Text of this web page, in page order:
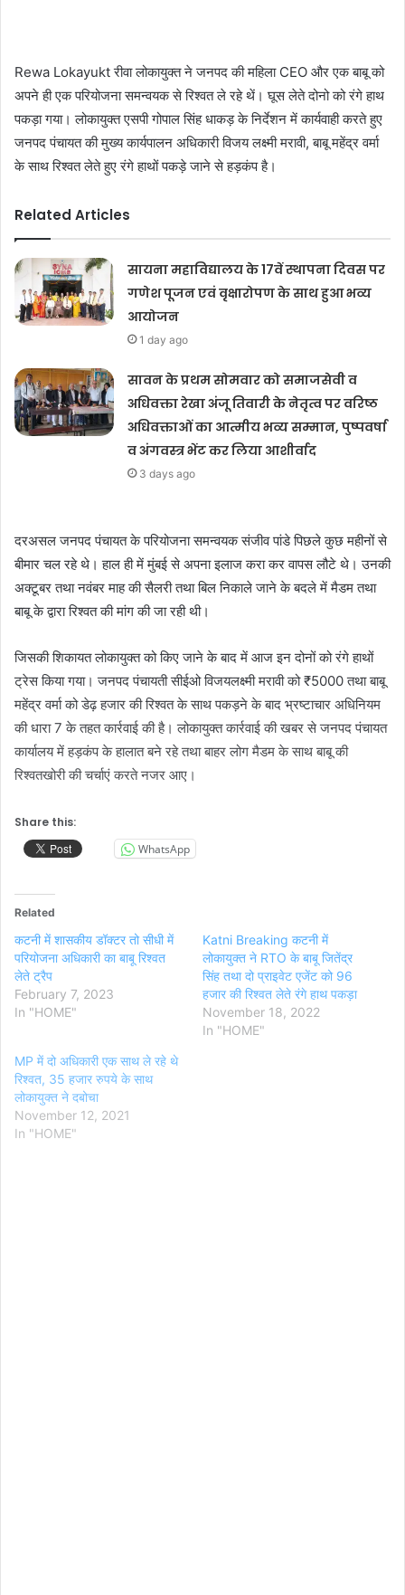
Rewa Lokayukt रीवा लोकायुक्त ने जनपद की महिला CEO और एक बाबू को
अपने ही एक परियोजना समन्वयक से रिश्वत ले रहे थें। घूस लेते दोनो को रंगे हाथ
पकड़ा गया। लोकायुक्त एसपी गोपाल सिंह धाकड़ के निर्देशन में कार्यवाही करते हुए
जनपद पंचायत की मुख्य कार्यपालन अधिकारी विजय लक्ष्मी मरावी, बाबू महेंद्र वर्मा
के साथ रिश्वत लेते हुए रंगे हाथों पकड़े जाने से हड़कंप है।
Related Articles
सायना महाविद्यालय के 17वें स्थापना दिवस पर
गणेश पूजन एवं वृक्षारोपण के साथ हुआ भव्य
आयोजन
1 day ago
सावन के प्रथम सोमवार को समाजसेवी व
अधिवक्ता रेखा अंजू तिवारी के नेतृत्व पर वरिष्ठ
अधिवक्ताओं का आत्मीय भव्य सम्मान, पुष्पवर्षा
व अंगवस्त्र भेंट कर लिया आशीर्वाद
3 days ago
दरअसल जनपद पंचायत के परियोजना समन्वयक संजीव पांडे पिछले कुछ महीनों से
बीमार चल रहे थे। हाल ही में मुंबई से अपना इलाज करा कर वापस लौटे थे। उनकी
अक्टूबर तथा नवंबर माह की सैलरी तथा बिल निकाले जाने के बदले में मैडम तथा
बाबू के द्वारा रिश्वत की मांग की जा रही थी।
जिसकी शिकायत लोकायुक्त को किए जाने के बाद में आज इन दोनों को रंगे हाथों
ट्रेस किया गया। जनपद पंचायती सीईओ विजयलक्ष्मी मरावी को ₹5000 तथा बाबू
महेंद्र वर्मा को डेढ़ हजार की रिश्वत के साथ पकड़ने के बाद भ्रष्टाचार अधिनियम
की धारा 7 के तहत कार्रवाई की है। लोकायुक्त कार्रवाई की खबर से जनपद पंचायत
कार्यालय में हड़कंप के हालात बने रहे तथा बाहर लोग मैडम के साथ बाबू की
रिश्वतखोरी की चर्चाएं करते नजर आए।
Share this:
WhatsApp
Related
कटनी में शासकीय डॉक्टर तो सीधी में
परियोजना अधिकारी का बाबू रिश्वत
लेते ट्रैप
February 7, 2023
In "HOME"
Katni Breaking कटनी में
लोकायुक्त ने RTO के बाबू जितेंद्र
सिंह तथा दो प्राइवेट एजेंट को 96
हजार की रिश्वत लेते रंगे हाथ पकड़ा
November 18, 2022
In "HOME"
MP में दो अधिकारी एक साथ ले रहे थे
रिश्वत, 35 हजार रुपये के साथ
लोकायुक्त ने दबोचा
November 12, 2021
In "HOME"